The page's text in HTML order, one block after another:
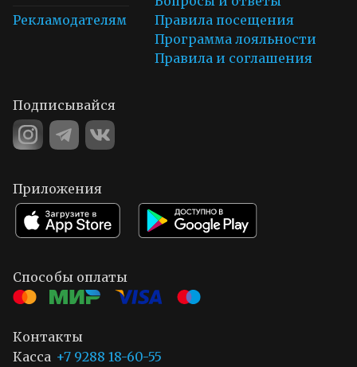
Рекламодателям
Правила посещения
Программа лояльности
Правила и соглашения
Подписывайся
Приложения
Способы оплаты
Контакты
Касса +7 9288 18-60-55